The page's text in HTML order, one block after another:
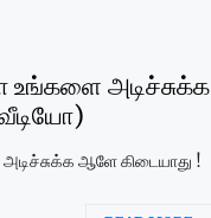
உங்களை அடிச்சுக்க
ஆளே கிடையாது !